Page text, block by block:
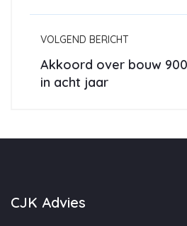
VOLGEND BERICHT
Akkoord over bouw
in acht jaar
CJK Advies